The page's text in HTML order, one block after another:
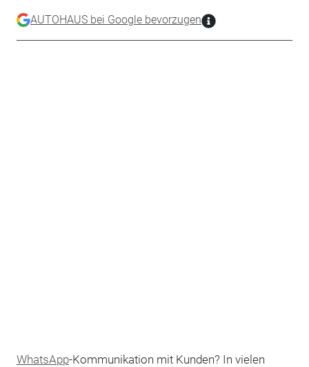
AUTOHAUS bei Google bevorzugen
WhatsApp-Kommunikation mit Kunden? In vielen